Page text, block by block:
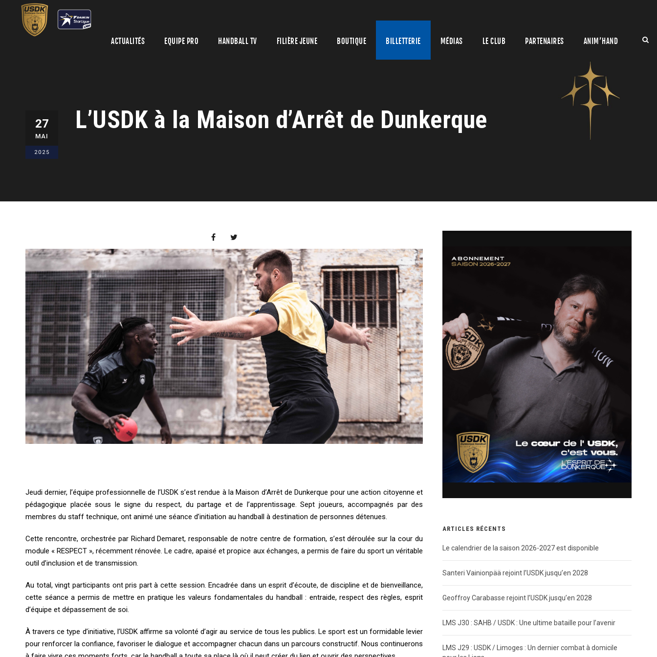
ACTUALITÉS EQUIPE PRO HANDBALL TV FILIÈRE JEUNE BOUTIQUE BILLETTERIE MÉDIAS LE CLUB PARTENAIRES ANIM’HAND
27
MAI
2025
L’USDK à la Maison d’Arrêt de Dunkerque
Jeudi dernier, l’équipe professionnelle de l’USDK s’est rendue à la Maison d’Arrêt de Dunkerque pour une action citoyenne et
pédagogique placée sous le signe du respect, du partage et de l’apprentissage. Sept joueurs, accompagnés par des
membres du staff technique, ont animé une séance d’initiation au handball à destination de personnes détenues.
Cette rencontre, orchestrée par Richard Demaret, responsable de notre centre de formation, s’est déroulée sur la cour du
module « RESPECT », récemment rénovée. Le cadre, apaisé et propice aux échanges, a permis de faire du sport un véritable
outil d’inclusion et de transmission.
Au total, vingt participants ont pris part à cette session. Encadrée dans un esprit d’écoute, de discipline et de bienveillance,
cette séance a permis de mettre en pratique les valeurs fondamentales du handball : entraide, respect des règles, esprit
d’équipe et dépassement de soi.
À travers ce type d’initiative, l’USDK affirme sa volonté d’agir au service de tous les publics. Le sport est un formidable levier
pour renforcer la confiance, favoriser le dialogue et accompagner chacun dans un parcours constructif. Nous continuerons
ARTICLES RÉCENTS
Le calendrier de la saison 2026-2027 est disponible
Santeri Vainionpää rejoint l’USDK jusqu’en 2028
Geoffroy Carabasse rejoint l’USDK jusqu’en 2028
LMS J30 : SAHB / USDK : Une ultime bataille pour l’avenir
LMS J29 : USDK / Limoges : Un dernier combat à domicile